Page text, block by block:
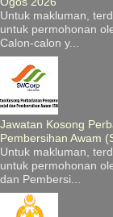
Untuk makluman,
untuk permohonan
Calon-calon y...
Jawatan Kosong
Pembersihan Awam
Untuk makluman,
untuk permohonan
dan Pembersi...